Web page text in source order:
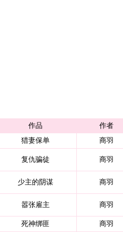
作品
作者
猎妻保单 商羽
复仇骗徒 商羽
少主的阴谋 商羽
嚣张雇主 商羽
死神绑匪 商羽